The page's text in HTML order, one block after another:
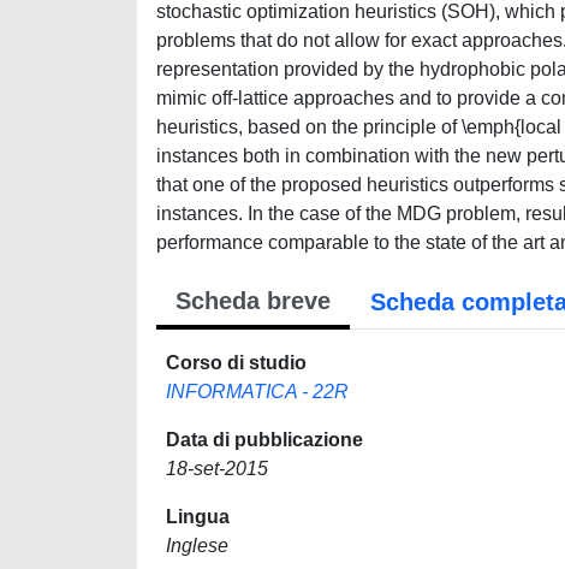
stochastic optimization heuristics (SOH), which
problems that do not allow for exact
representation provided by the hydrophobic
mimic off-lattice approaches and to provide a
heuristics, based on the principle of
instances both in combination with the new
that one of the proposed heuristics outperforms
instances. In the case of the MDG problem,
performance comparable to the state of the art
Scheda breve Scheda
Corso di studio
INFORMATICA - 22R
Data di pubblicazione
18-set-2015
Lingua
Inglese